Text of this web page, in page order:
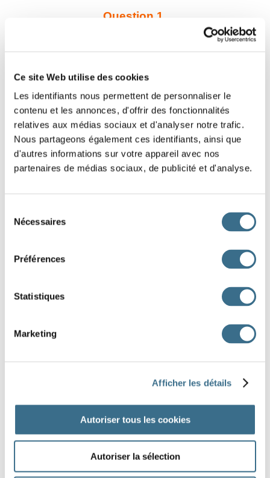
Ce site Web utilise des cookies
Les identifiants nous permettent de personnaliser le
contenu et les annonces, d'offrir des fonctionnalités
relatives aux médias sociaux et d'analyser notre trafic.
Nous partageons également ces identifiants, ainsi que
d'autres informations sur votre appareil avec nos
partenaires de médias sociaux, de publicité et d'analyse.
Nécessaires
Préférences
Statistiques
Marketing
Afficher les détails
Autoriser tous les cookies
Autoriser la sélection
Question 1.
Question 2.
Question 3.
manger - Indicatif Futur simple
Question 8.
-